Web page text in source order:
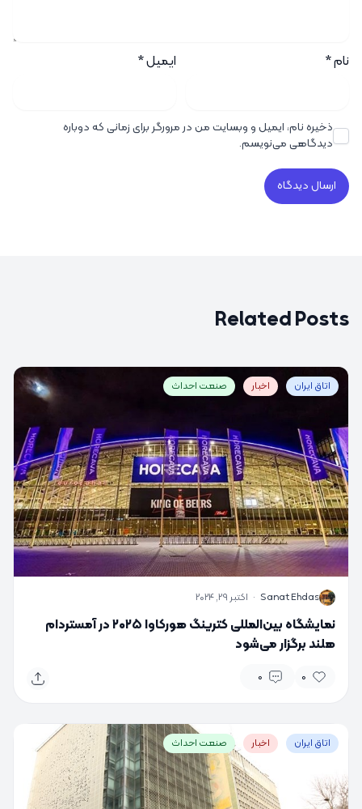
نام* ایمیل*
ذخیره نام، ایمیل و وبسایت من در مرورگر برای زمانی که دوباره
دیدگاهی می‌نویسم.
Related Posts
اتاق ایران اخبار صنعت احداث
S
Sanat Ehdas
· اکتبر 29, 2024
نمایشگاه بین‌المللی کترینگ هورکاوا ۲۰۲۵ در آمستردام
هلند برگزار می‌شود
0
0
اتاق ایران اخبار صنعت احداث